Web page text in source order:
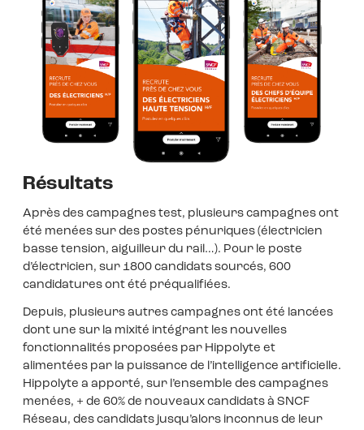
Résultats
Après des campagnes test, plusieurs campagnes ont
été menées sur des postes pénuriques (électricien
basse tension, aiguilleur du rail…). Pour le poste
d’électricien, sur 1800 candidats sourcés, 600
candidatures ont été préqualifiées.
Depuis, plusieurs autres campagnes ont été lancées
dont une sur la mixité intégrant les nouvelles
fonctionnalités proposées par Hippolyte et
alimentées par la puissance de l’intelligence artificielle.
Hippolyte a apporté, sur l’ensemble des campagnes
menées, + de 60% de nouveaux candidats à SNCF
Réseau, des candidats jusqu’alors inconnus de leur